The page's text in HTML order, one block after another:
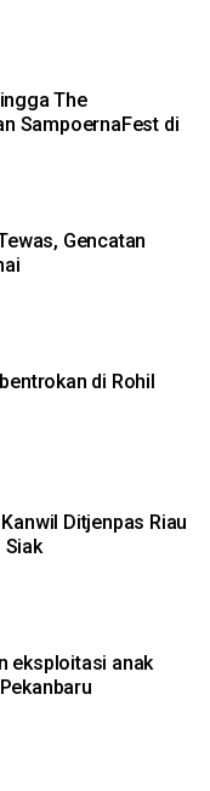
The
SampoernaFest di
Gencatan
di Rohil
Ditjenpas Riau
Siak
eksploitasi anak